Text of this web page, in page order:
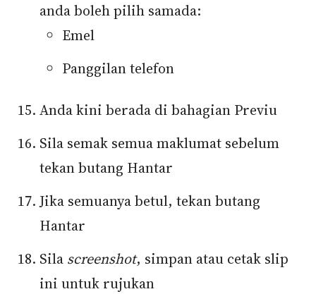
anda boleh pilih samada:
Emel
Panggilan telefon
Anda kini berada di bahagian Previu
Sila semak semua maklumat sebelum
tekan butang Hantar
Jika semuanya betul, tekan butang
Hantar
Sila screenshot, simpan atau cetak slip
ini untuk rujukan